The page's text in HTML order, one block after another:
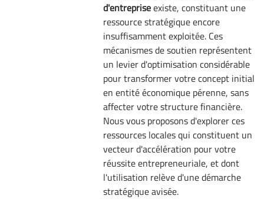
d'entrepriseexiste, constituant une
ressource stratégique encore
insuffisamment exploitée. Ces
mécanismes de soutien représentent
un levier d'optimisation considérable
pour transformer votre concept initial
en entité économique pérenne, sans
affecter votre structure financière.
Nous vous proposons d'explorer ces
ressources locales qui constituent un
vecteur d'accélération pour votre
réussite entrepreneuriale, et dont
l'utilisation relève d'une démarche
stratégique avisée.